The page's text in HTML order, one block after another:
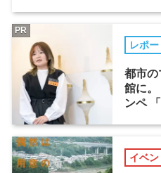
レポー
都市の
館に。
ンペ
PR
イベン